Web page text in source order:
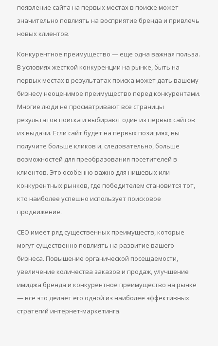
появление сайта на первых местах в поиске может
значительно повлиять на восприятие бренда и привлечь
новых клиентов.
Конкурентное преимущество — еще одна важная польза.
В условиях жесткой конкуренции на рынке, быть на
первых местах в результатах поиска может дать вашему
бизнесу неоценимое преимущество перед конкурентами.
Многие люди не просматривают все страницы
результатов поиска и выбирают один из первых сайтов
из выдачи. Если сайт будет на первых позициях, вы
получите больше кликов и, следовательно, больше
возможностей для преобразования посетителей в
клиентов. Это особенно важно для нишевых или
конкурентных рынков, где победителем становится тот,
кто наиболее успешно использует поисковое
продвижение.
СЕО имеет ряд существенных преимуществ, которые
могут существенно повлиять на развитие вашего
бизнеса. Повышение органической посещаемости,
увеличение количества заказов и продаж, улучшение
имиджа бренда и конкурентное преимущество на рынке
— все это делает его одной из наиболее эффективных
стратегий интернет-маркетинга.